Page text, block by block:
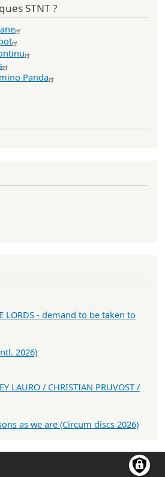
STNT ?
Panda
LORDS - demand to be taken to
2026)
LAURO / CHRISTIAN PRUVOST /
as we are (Circum discs 2026)